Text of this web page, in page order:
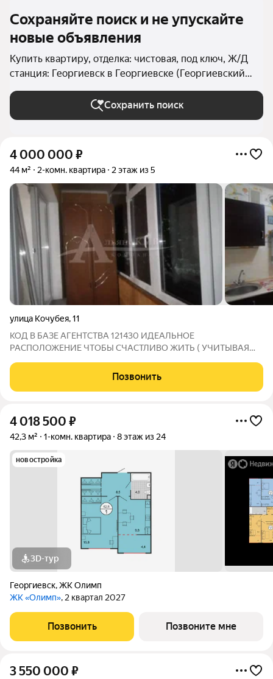
Сохраняйте поиск и не упускайте
новые объявления
Купить квартиру, отделка: чистовая, под ключ, Ж/Д
станция: Георгиевск в Георгиевске (Георгиевский
округ)
Сохранить поиск
4 000 000 ₽
44 м² 2-комн. квартира 2 этаж из 5
улица Кочубея,11
КОД В БАЗЕ АГЕНТСТВА 121430 ИДЕАЛЬНОЕ
РАСПОЛОЖЕНИЕ ЧТОБЫ СЧАСТЛИВО ЖИТЬ ( УЧИТЫВАЯ
СДАЧИ В АРЕНДУ. В г. Георгиевске в престижном районе и в
шикарном расположении, продается 2х комнатная квартира на
Позвонить
4 018 500 ₽
42,3 м² 1-комн. квартира 8 этаж из 24
новостройка
3D-тур
Георгиевск,ЖК Олимп
ЖК «Олимп», 2 квартал 2027
Позвонить Позвоните мне
3 550 000 ₽